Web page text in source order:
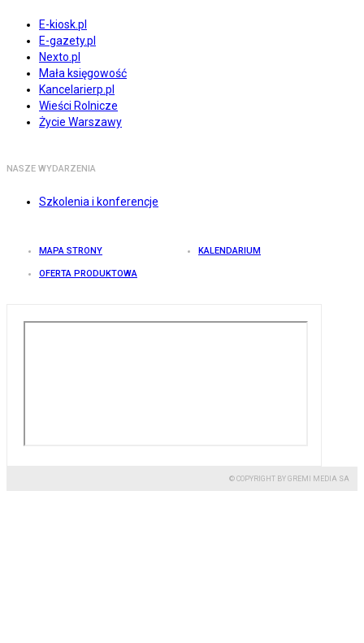
E-kiosk.pl
E-gazety.pl
Nexto.pl
Mała księgowość
Kancelarierp.pl
Wieści Rolnicze
Życie Warszawy
NASZE WYDARZENIA
Szkolenia i konferencje
MAPA STRONY KALENDARIUM
OFERTA PRODUKTOWA
© COPYRIGHT BY GREMI MEDIA SA